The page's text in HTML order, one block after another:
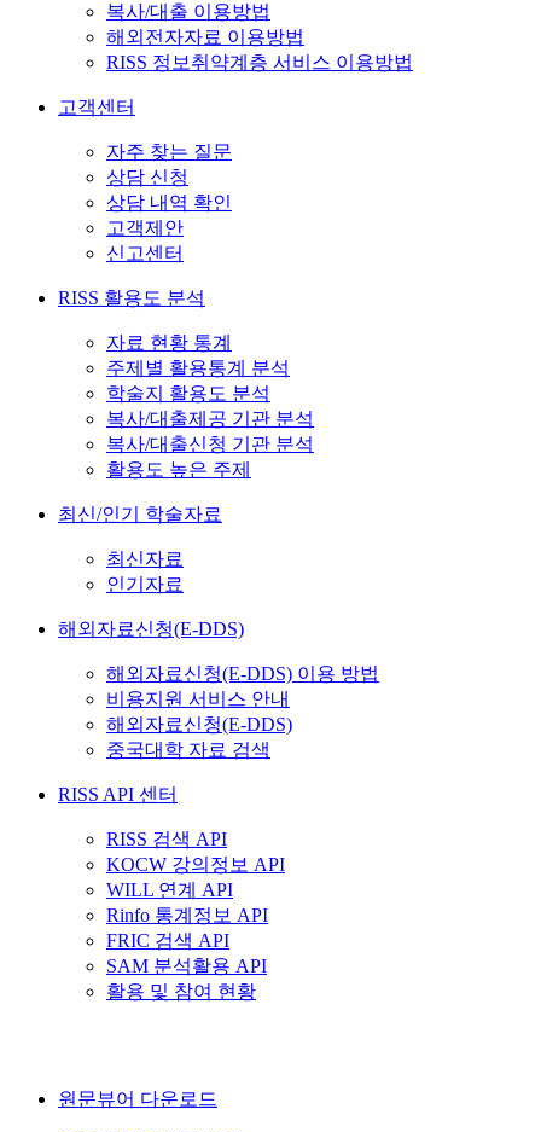
복사/대출 이용방법
해외전자자료 이용방법
RISS 정보취약계층 서비스 이용방법
고객센터
자주 찾는 질문
상담 신청
상담 내역 확인
고객제안
신고센터
RISS 활용도 분석
자료 현황 통계
주제별 활용통계 분석
학술지 활용도 분석
복사/대출제공 기관 분석
복사/대출신청 기관 분석
활용도 높은 주제
최신/인기 학술자료
최신자료
인기자료
해외자료신청(E-DDS)
해외자료신청(E-DDS) 이용 방법
비용지원 서비스 안내
해외자료신청(E-DDS)
중국대학 자료 검색
RISS API 센터
RISS 검색 API
KOCW 강의정보 API
WILL 연계 API
Rinfo 통계정보 API
FRIC 검색 API
SAM 분석활용 API
활용 및 참여 현황
원문뷰어 다운로드